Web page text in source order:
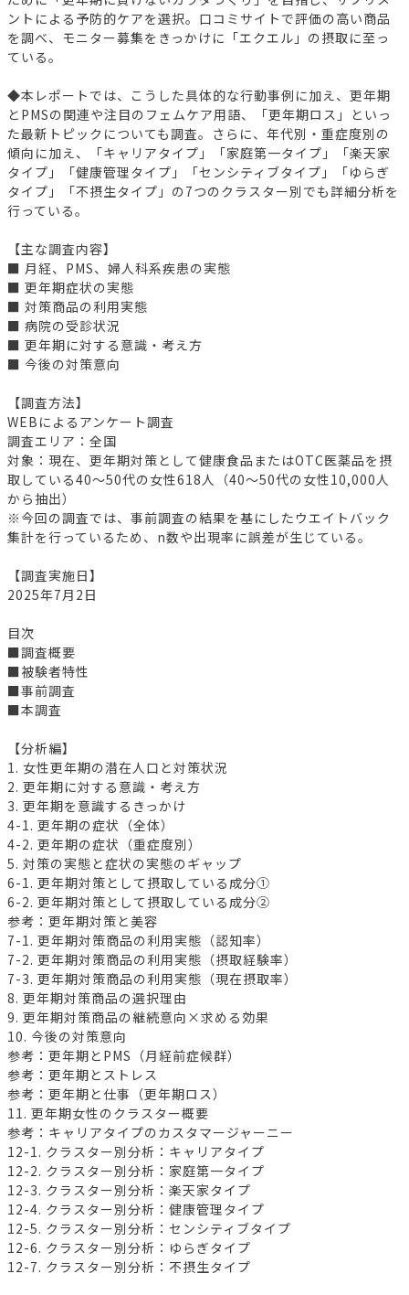
ントによる予防的ケアを選択。口コミサイトで評価の高い商品
を調べ、モニター募集をきっかけに「エクエル」の摂取に至っ
ている。
◆本レポートでは、こうした具体的な行動事例に加え、更年期
とPMSの関連や注目のフェムケア用語、「更年期ロス」といっ
た最新トピックについても調査。さらに、年代別・重症度別の
傾向に加え、「キャリアタイプ」「家庭第一タイプ」「楽天家
タイプ」「健康管理タイプ」「センシティブタイプ」「ゆらぎ
タイプ」「不摂生タイプ」の7つのクラスター別でも詳細分析を
行っている。
【主な調査内容】
■ 月経、PMS、婦人科系疾患の実態
■ 更年期症状の実態
■ 対策商品の利用実態
■ 病院の受診状況
■ 更年期に対する意識・考え方
■ 今後の対策意向
【調査方法】
WEBによるアンケート調査
調査エリア：全国
対象：現在、更年期対策として健康食品またはOTC医薬品を摂
取している40～50代の女性618人（40～50代の女性10,000人
から抽出）
※今回の調査では、事前調査の結果を基にしたウエイトバック
集計を行っているため、n数や出現率に誤差が生じている。
【調査実施日】
2025年7月2日
目次
■調査概要
■被験者特性
■事前調査
■本調査
【分析編】
1. 女性更年期の潜在人口と対策状況
2. 更年期に対する意識・考え方
3. 更年期を意識するきっかけ
4-1. 更年期の症状（全体）
4-2. 更年期の症状（重症度別）
5. 対策の実態と症状の実態のギャップ
6-1. 更年期対策として摂取している成分①
6-2. 更年期対策として摂取している成分②
参考：更年期対策と美容
7-1. 更年期対策商品の利用実態（認知率）
7-2. 更年期対策商品の利用実態（摂取経験率）
7-3. 更年期対策商品の利用実態（現在摂取率）
8. 更年期対策商品の選択理由
9. 更年期対策商品の継続意向×求める効果
10. 今後の対策意向
参考：更年期とPMS（月経前症候群）
参考：更年期とストレス
参考：更年期と仕事（更年期ロス）
11. 更年期女性のクラスター概要
参考：キャリアタイプのカスタマージャーニー
12-1. クラスター別分析：キャリアタイプ
12-2. クラスター別分析：家庭第一タイプ
12-3. クラスター別分析：楽天家タイプ
12-4. クラスター別分析：健康管理タイプ
12-5. クラスター別分析：センシティブタイプ
12-6. クラスター別分析：ゆらぎタイプ
12-7. クラスター別分析：不摂生タイプ